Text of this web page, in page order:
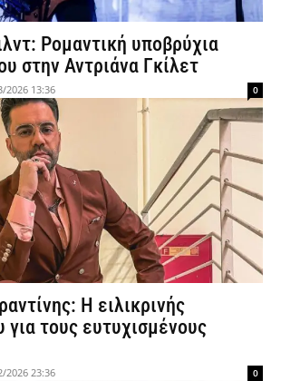
Ρομαντική υποβρύχια
στην Αντριάνα Γκίλετ
2026 13:36 0
Η ειλικρινής
για τους ευτυχισμένους
2026 23:36 0